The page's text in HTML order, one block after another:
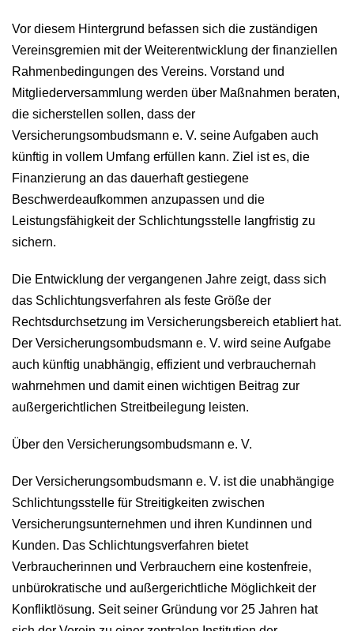
Vor diesem Hintergrund befassen sich die zuständigen
Vereinsgremien mit der Weiterentwicklung der finanziellen
Rahmenbedingungen des Vereins. Vorstand und
Mitgliederversammlung werden über Maßnahmen beraten,
die sicherstellen sollen, dass der
Versicherungsombudsmann e. V. seine Aufgaben auch
künftig in vollem Umfang erfüllen kann. Ziel ist es, die
Finanzierung an das dauerhaft gestiegene
Beschwerdeaufkommen anzupassen und die
Leistungsfähigkeit der Schlichtungsstelle langfristig zu
sichern.
Die Entwicklung der vergangenen Jahre zeigt, dass sich
das Schlichtungsverfahren als feste Größe der
Rechtsdurchsetzung im Versicherungsbereich etabliert hat.
Der Versicherungsombudsmann e. V. wird seine Aufgabe
auch künftig unabhängig, effizient und verbrauchernah
wahrnehmen und damit einen wichtigen Beitrag zur
außergerichtlichen Streitbeilegung leisten.
Über den Versicherungsombudsmann e. V.
Der Versicherungsombudsmann e. V. ist die unabhängige
Schlichtungsstelle für Streitigkeiten zwischen
Versicherungsunternehmen und ihren Kundinnen und
Kunden. Das Schlichtungsverfahren bietet
Verbraucherinnen und Verbrauchern eine kostenfreie,
unbürokratische und außergerichtliche Möglichkeit der
Konfliktlösung. Seit seiner Gründung vor 25 Jahren hat